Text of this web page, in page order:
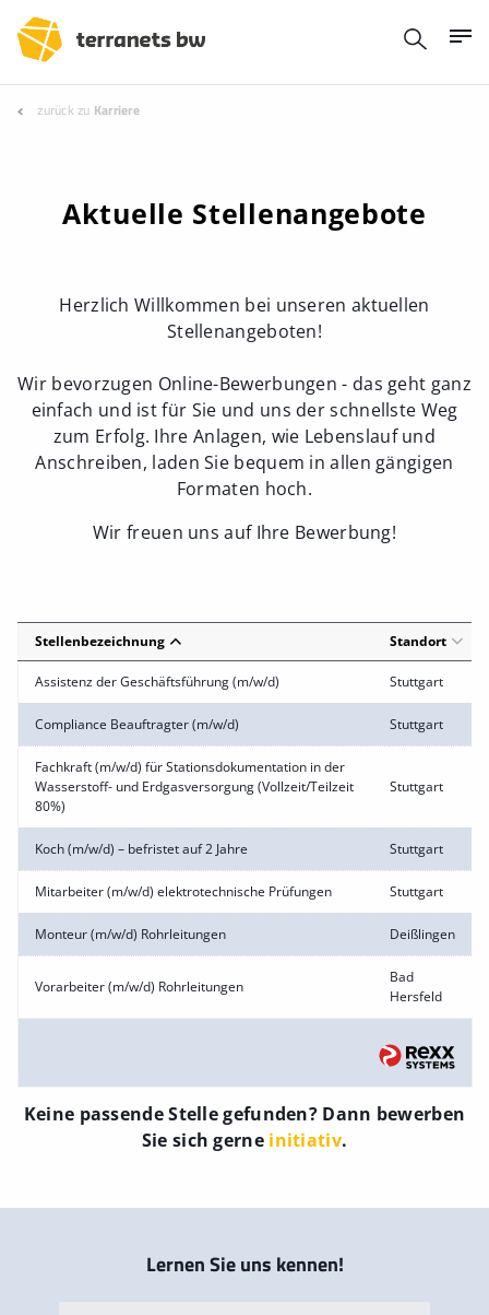
zurück zu Karriere
Aktuelle Stellenangebote
Herzlich Willkommen bei unseren aktuellen
Stellenangeboten!
Wir bevorzugen Online-Bewerbungen - das geht ganz
einfach und ist für Sie und uns der schnellste Weg
zum Erfolg. Ihre Anlagen, wie Lebenslauf und
Anschreiben, laden Sie bequem in allen gängigen
Formaten hoch.
Wir freuen uns auf Ihre Bewerbung!
Stellenbezeichnung Standort
Assistenz der Geschäftsführung (m/w/d) Stuttgart
Compliance Beauftragter (m/w/d) Stuttgart
Fachkraft (m/w/d) für Stationsdokumentation in der
Wasserstoff- und Erdgasversorgung (Vollzeit/Teilzeit
80%)
Stuttgart
Koch (m/w/d) – befristet auf 2 Jahre Stuttgart
Mitarbeiter (m/w/d) elektrotechnische Prüfungen Stuttgart
Monteur (m/w/d) Rohrleitungen Deißlingen
Vorarbeiter (m/w/d) Rohrleitungen
Bad
Hersfeld
Keine passende Stelle gefunden? Dann bewerben
Sie sich gerne initiativ.
Lernen Sie uns kennen!